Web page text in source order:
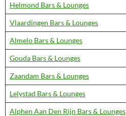
Helmond Bars & Lounges
Vlaardingen Bars & Lounges
Almelo Bars & Lounges
Gouda Bars & Lounges
Zaandam Bars & Lounges
Lelystad Bars & Lounges
Alphen Aan Den Rijn Bars & Lounges